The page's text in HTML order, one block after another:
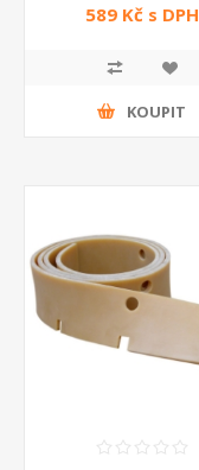
589 Kč s DPH
KOUPIT